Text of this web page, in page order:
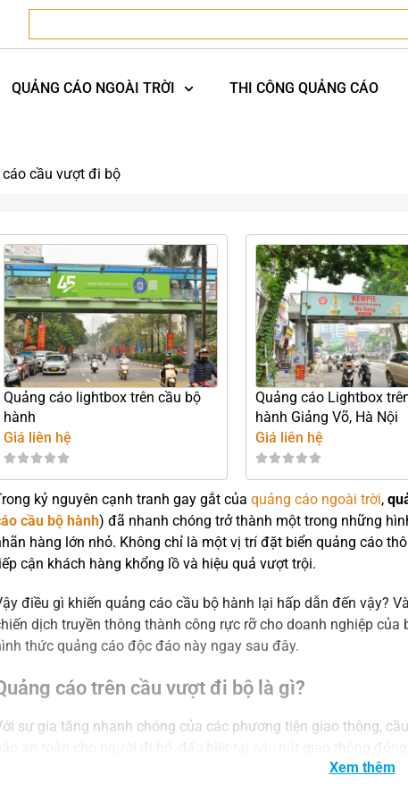
QUẢNG CÁO NGOÀI TRỜI THI CÔNG QUẢNG CÁO
cầu vượt đi bộ
Quảng cáo lightbox trên cầu bộ
hành
Giá liên hệ
Quảng cáo Lightbox
hành Giảng Võ, Hà Nội
Giá liên hệ
kỷ nguyên cạnh tranh gay gắt của quảng cáo ngoài trời,
cầu bộ hành) đã nhanh chóng trở thành một trong những
hàng lớn nhỏ. Không chỉ là một vị trí đặt biển quảng cáo
cận khách hàng khổng lồ và hiệu quả vượt trội.
điều gì khiến quảng cáo cầu bộ hành lại hấp dẫn đến vậy?
dịch truyền thông thành công rực rỡ cho doanh nghiệp của
thức quảng cáo độc đáo này ngay sau đây.
cáo trên cầu vượt đi bộ là gì?
sự gia tăng nhanh chóng của các phương tiện giao thông,
này, cầu vượt đi bộ còn được tận dụng một cách sáng tạo để trở
Xem thêm